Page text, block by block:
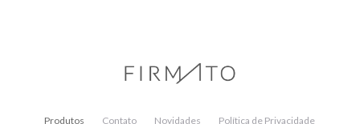
Produtos Contato Novidades
Política de Privacidade